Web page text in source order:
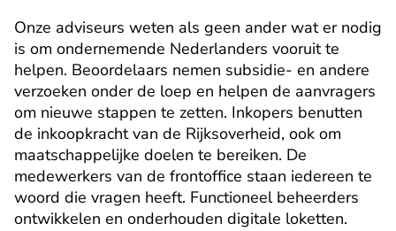
Onze adviseurs weten als geen ander wat er nodig
is om ondernemende Nederlanders vooruit te
helpen. Beoordelaars nemen subsidie- en andere
verzoeken onder de loep en helpen de aanvragers
om nieuwe stappen te zetten. Inkopers benutten
de inkoopkracht van de Rijksoverheid, ook om
maatschappelijke doelen te bereiken. De
medewerkers van de frontoffice staan iedereen te
woord die vragen heeft. Functioneel beheerders
ontwikkelen en onderhouden digitale loketten.